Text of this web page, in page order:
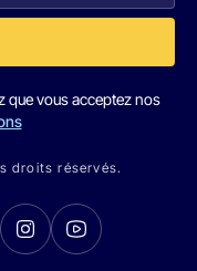
que vous acceptez nos
droits réservés.